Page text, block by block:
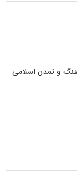
و تمدن اسلامی